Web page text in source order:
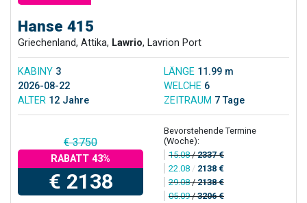
Hanse 415
Griechenland, Attika, Lawrio, Lavrion Port
KABINY 3 LÄNGE 11.99 m
2026-08-22
WELCHE 6
ALTER 12 Jahre ZEITRAUM 7 Tage
€ 3750
RABATT 43%
€ 2138
Bevorstehende Termine
(Woche):
15.08/2337 €
22.08 / 2138 €
29.08/2138 €
05.09/3206 €